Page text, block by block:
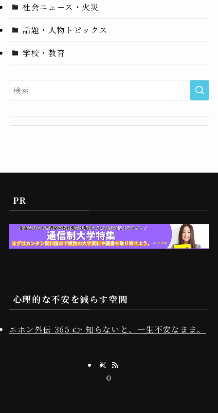
社会ニュース・火災
話題・人物トピックス
学校・教育
PR
心理的な不安を減らす空間
エホン外伝 365 👉 知らないと、一生不安なまま。
©